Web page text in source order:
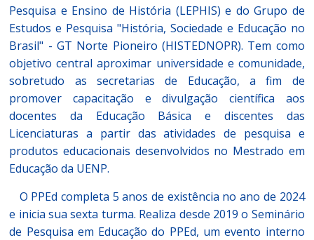
Pesquisa e Ensino de História (LEPHIS) e do Grupo de
Estudos e Pesquisa "História, Sociedade e Educação no
Brasil" - GT Norte Pioneiro (HISTEDNOPR). Tem como
objetivo central aproximar universidade e comunidade,
sobretudo as secretarias de Educação, a fim de
promover capacitação e divulgação científica aos
docentes da Educação Básica e discentes das
Licenciaturas a partir das atividades de pesquisa e
produtos educacionais desenvolvidos no Mestrado em
Educação da UENP.
O PPEd completa 5 anos de existência no ano de 2024
e inicia sua sexta turma. Realiza desde 2019 o Seminário
de Pesquisa em Educação do PPEd, um evento interno